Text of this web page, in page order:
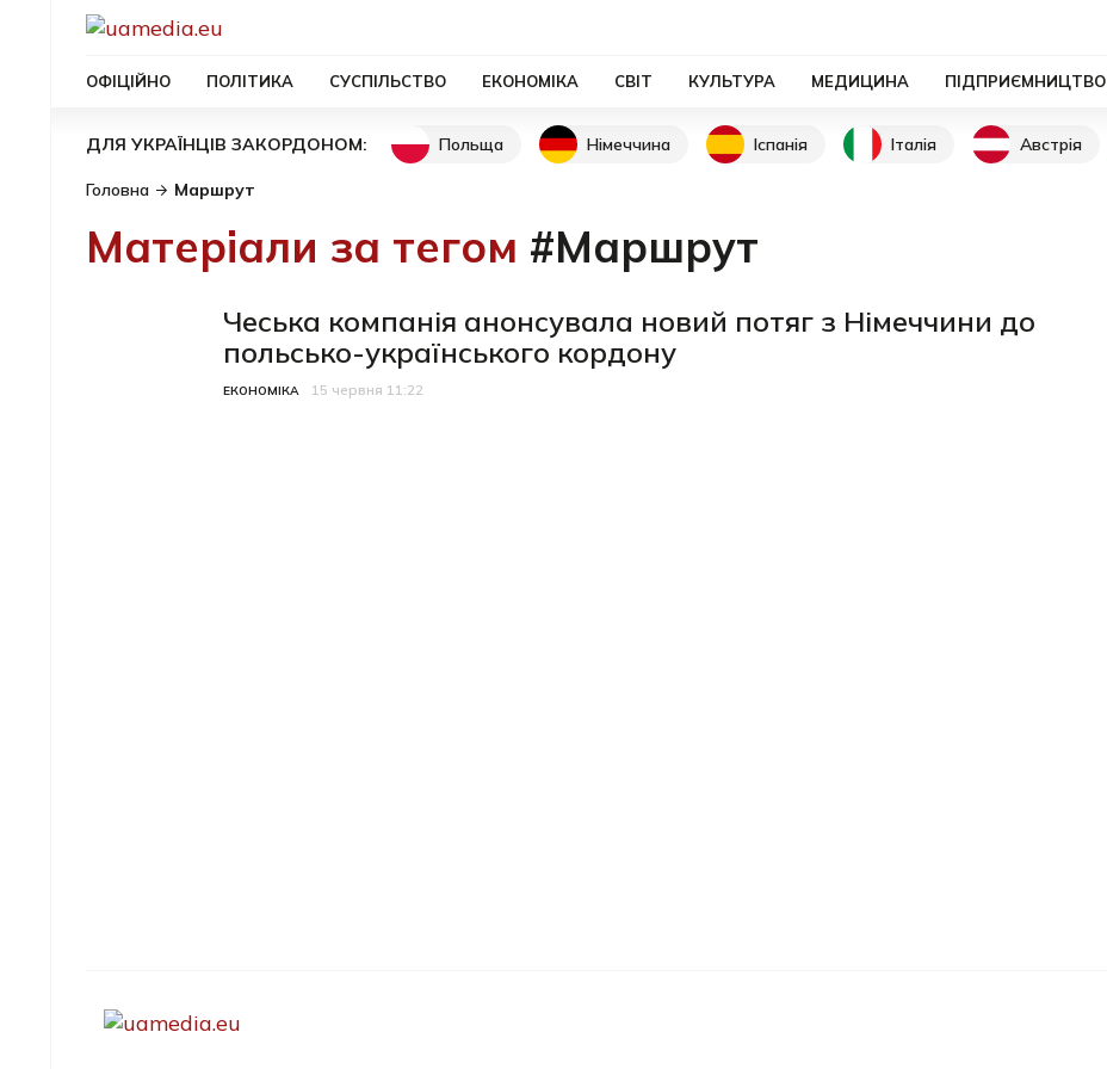
ОФІЦІЙНО ПОЛІТИКА СУСПІЛЬСТВО ЕКОНОМІКА СВІТ КУЛЬТУРА МЕДИЦИНА ПІДПРИЄМНИЦТВО
ДЛЯ УКРАЇНЦІВ ЗАКОРДОНОМ: Польща Німеччина Іспанія Італія Австрія
Головна Маршрут
Матеріали за тегом #Маршрут
Чеська компанія анонсувала новий потяг з Німеччини до
польсько-українського кордону
Категорія
ЕКОНОМІКА
Дата публікації
15 червня 11:22